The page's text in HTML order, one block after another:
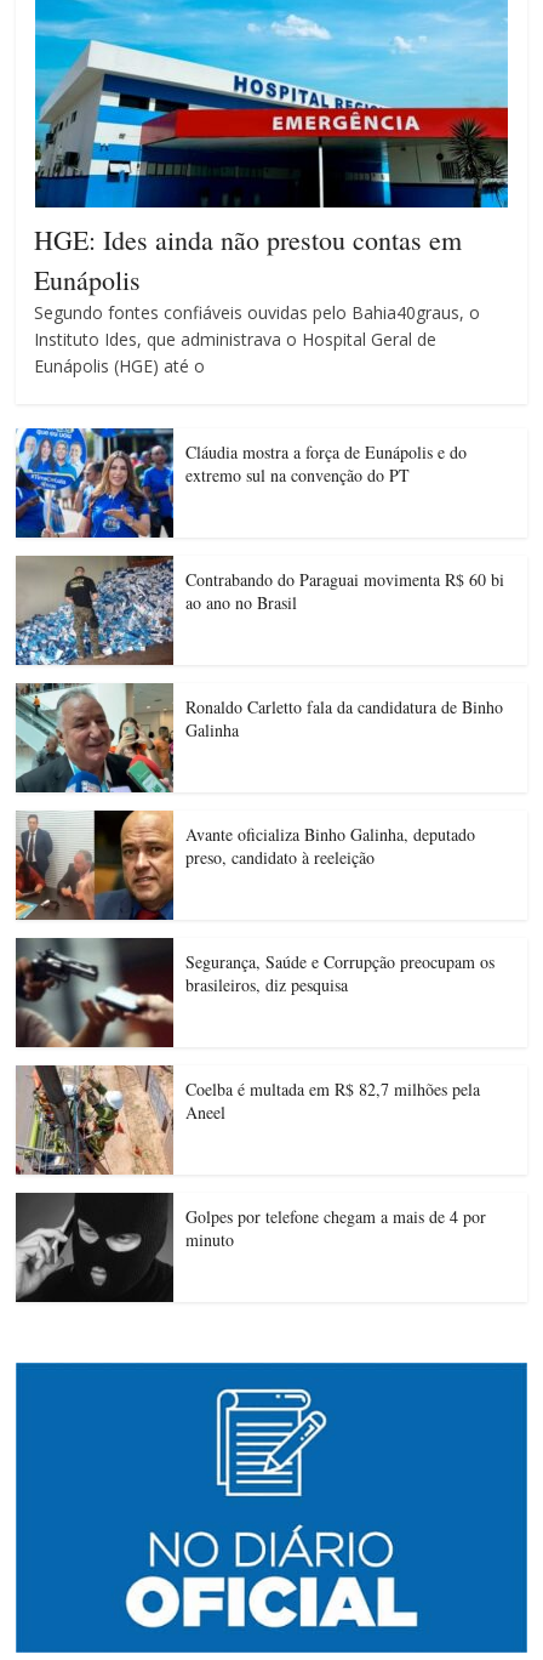
HGE: Ides ainda não prestou contas em
Eunápolis
Segundo fontes confiáveis ouvidas pelo Bahia40graus, o
Instituto Ides, que administrava o Hospital Geral de
Eunápolis (HGE) até o
Cláudia mostra a força de Eunápolis e do
extremo sul na convenção do PT
Contrabando do Paraguai movimenta R$ 60 bi
ao ano no Brasil
Ronaldo Carletto fala da candidatura de Binho
Galinha
Avante oficializa Binho Galinha, deputado
preso, candidato à reeleição
Segurança, Saúde e Corrupção preocupam os
brasileiros, diz pesquisa
Coelba é multada em R$ 82,7 milhões pela
Aneel
Golpes por telefone chegam a mais de 4 por
minuto